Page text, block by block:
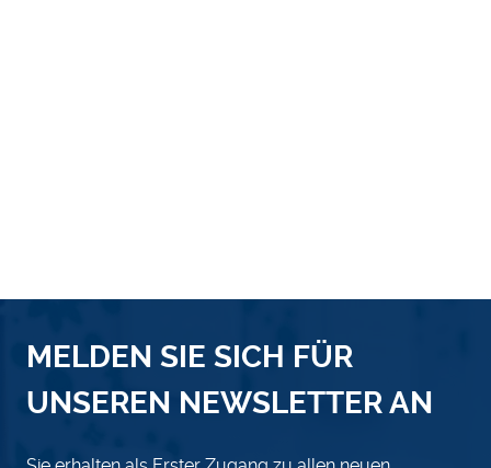
MELDEN SIE SICH FÜR
UNSEREN NEWSLETTER AN